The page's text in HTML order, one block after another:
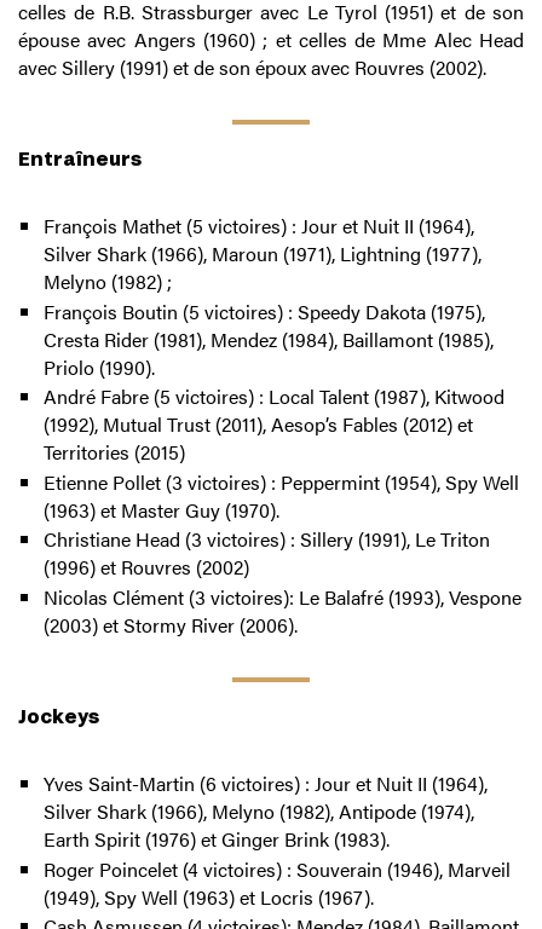
celles de R.B. Strassburger avec Le Tyrol (1951) et de son
épouse avec Angers (1960) ; et celles de Mme Alec Head
avec Sillery (1991) et de son époux avec Rouvres (2002).
Entraîneurs
François Mathet (5 victoires) : Jour et Nuit II (1964),
Silver Shark (1966), Maroun (1971), Lightning (1977),
Melyno (1982) ;
François Boutin (5 victoires) : Speedy Dakota (1975),
Cresta Rider (1981), Mendez (1984), Baillamont (1985),
Priolo (1990).
André Fabre (5 victoires) : Local Talent (1987), Kitwood
(1992), Mutual Trust (2011), Aesop’s Fables (2012) et
Territories (2015)
Etienne Pollet (3 victoires) : Peppermint (1954), Spy Well
(1963) et Master Guy (1970).
Christiane Head (3 victoires) : Sillery (1991), Le Triton
(1996) et Rouvres (2002)
Nicolas Clément (3 victoires): Le Balafré (1993), Vespone
(2003) et Stormy River (2006).
Jockeys
Yves Saint-Martin (6 victoires) : Jour et Nuit II (1964),
Silver Shark (1966), Melyno (1982), Antipode (1974),
Earth Spirit (1976) et Ginger Brink (1983).
Roger Poincelet (4 victoires) : Souverain (1946), Marveil
(1949), Spy Well (1963) et Locris (1967).